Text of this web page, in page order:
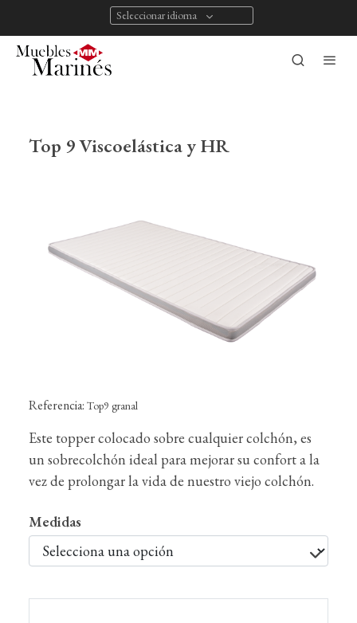
Seleccionar idioma
Top 9 Viscoelástica y HR
Referencia: Top9 granal
Este topper colocado sobre cualquier colchón, es
un sobrecolchón ideal para mejorar su confort a la
vez de prolongar la vida de nuestro viejo colchón.
Medidas